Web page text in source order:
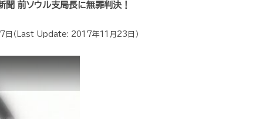
聞 前ソウル支局長に無罪判決！
日 （Last Update: 2017年11月23日 ）